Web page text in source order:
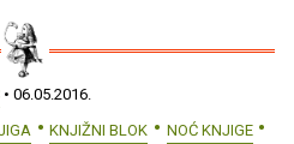
• 06.05.2016.
KNJIŽNI BLOK
NOĆ KNJIGE